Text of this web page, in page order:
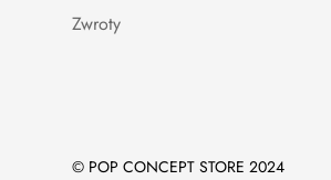
Zwroty
© POP CONCEPT STORE 2024